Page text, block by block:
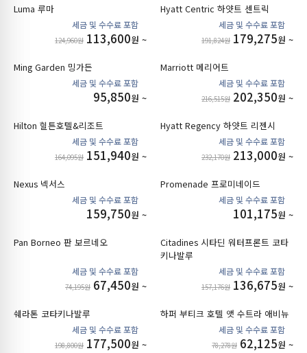
Luma 루마
124,960원 113,600원 ~
Hyatt Centric 하얏트 센트릭
191,824원 179,275원 ~
Ming Garden 밍가든
95,850원 ~
Marriott 메리어트
216,515원 202,350원 ~
Hilton 힐튼호텔&리조트
164,095원 151,940원 ~
Hyatt Regency 하얏트 리젠시
232,170원 213,000원 ~
Nexus 넥서스
159,750원 ~
Promenade 프로미네이드
101,175원 ~
Pan Borneo 판 보르네오
74,195원 67,450원 ~
Citadines 시타딘 워터프론트 코타
키나발루
157,176원 136,675원 ~
쉐라톤 코타키나발루
198,800원 177,500원 ~
하퍼 부티크 호텔 앳 수트라 애비뉴
78,278원 62,125원 ~